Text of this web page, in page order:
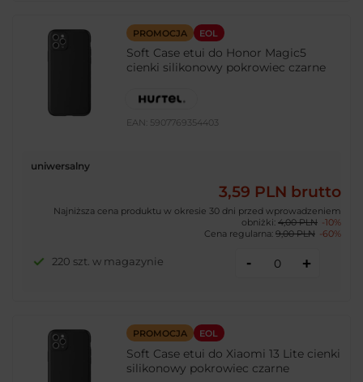
PROMOCJA EOL
Soft Case etui do Honor Magic5
cienki silikonowy pokrowiec czarne
EAN: 5907769354403
uniwersalny
3,59 PLN brutto
Najniższa cena produktu w okresie 30 dni przed wprowadzeniem
obniżki: 4,00 PLN -10%
Cena regularna: 9,00 PLN -60%
220 szt. w magazynie - +
PROMOCJA EOL
Soft Case etui do Xiaomi 13 Lite cienki
silikonowy pokrowiec czarne